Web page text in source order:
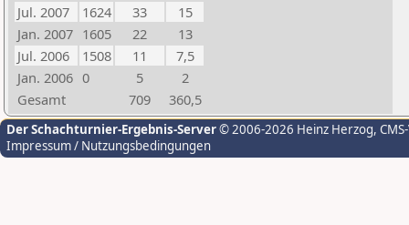
Jul. 2007
1624 33
15
Jan. 2007 1605 22
13
Jul. 2006
1508 11
7,5
Jan. 2006 0 5
2
Gesamt
709 360,5
Der Schachturnier-Ergebnis-Server© 2006-2026 Heinz Herzog,
Impressum / Nutzungsbedingungen